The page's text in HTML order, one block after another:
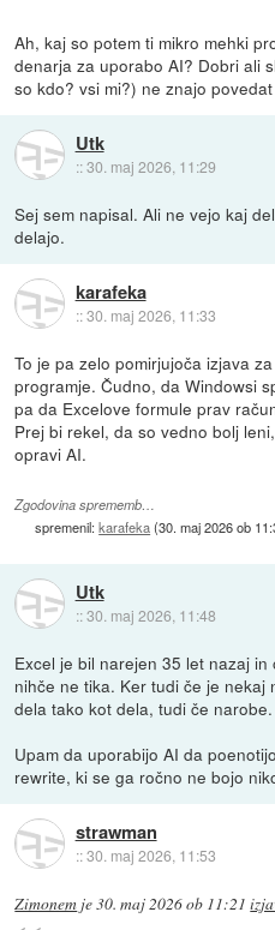
Ah, kaj so potem ti mikro mehki
denarja za uporabo AI? Dobri ali
so kdo? vsi mi?) ne znajo
Utk
::30. maj 2026, 11:29
Sej sem napisal. Ali ne vejo kaj
delajo.
karafeka
::30. maj 2026, 11:33
To je pa zelo pomirjujoča izjava
programje. Čudno, da Windowsi
pa da Excelove formule prav
Prej bi rekel, da so vedno bolj
opravi AI.
Zgodovina sprememb…
spremenil:karafeka(30. maj 2026 ob
Utk
::30. maj 2026, 11:48
Excel je bil narejen 35 let nazaj
nihče ne tika. Ker tudi če je
dela tako kot dela, tudi če narobe.
Upam da uporabijo AI da
rewrite, ki se ga ročno ne bojo
strawman
::30. maj 2026, 11:53
Zimonem je30. maj 2026 ob 11:21